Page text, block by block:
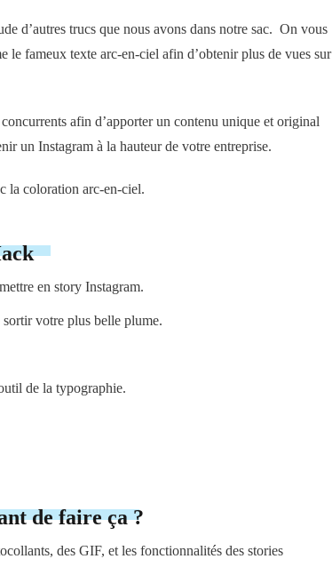
d’autres trucs que nous avons dans notre sac. On vous
le fameux texte arc-en-ciel afin d’obtenir plus de vues sur
afin d’apporter un contenu unique et original
un Instagram à la hauteur de votre entreprise.
la coloration arc-en-ciel.
en story Instagram.
votre plus belle plume.
de la typographie.
de faire ça ?
des GIF, et les fonctionnalités des stories